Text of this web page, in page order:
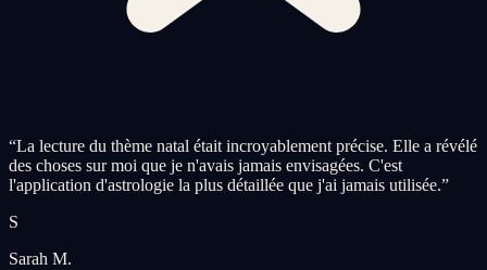
“La lecture du thème natal était incroyablement précise. Elle a révélé
des choses sur moi que je n'avais jamais envisagées. C'est
l'application d'astrologie la plus détaillée que j'ai jamais utilisée.”
S
Sarah M.